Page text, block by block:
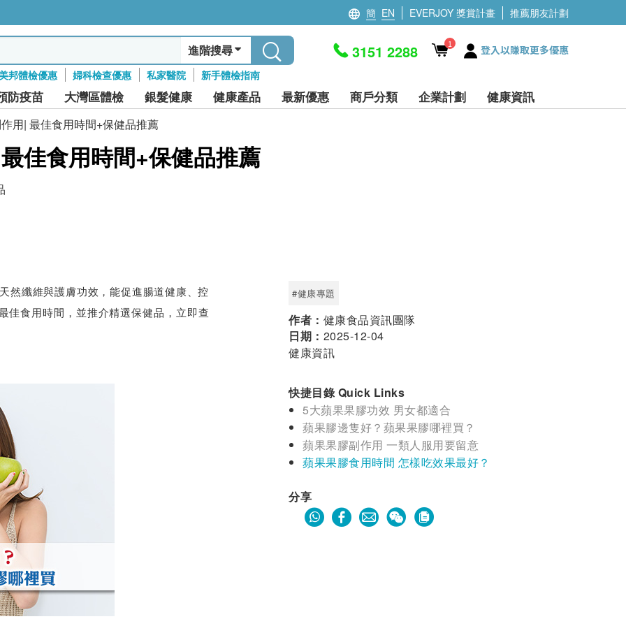
簡 EN EVERJOY 獎賞計畫 推薦朋友計劃
進階搜尋
邦體檢優惠 婦科檢查優惠 私家醫院 新手體檢指南
3151 2288 1 登入以賺取更多優惠
防疫苗 大灣區體檢 銀髮健康 健康產品 最新優惠 商戶分類 企業計劃 健康資訊
用| 最佳食用時間+保健品推薦
佳食用時間+保健品推薦
然纖維與護膚功效，能促進腸道健康、控
佳食用時間，並推介精選保健品，立即查
#健康專題
作者： 健康食品資訊團隊
日期： 2025-12-04
健康資訊
快捷目錄 Quick Links
5大蘋果果膠功效 男女都適合
蘋果膠邊隻好？蘋果果膠哪裡買？
蘋果果膠副作用 一類人服用要留意
蘋果果膠食用時間 怎樣吃效果最好？
分享